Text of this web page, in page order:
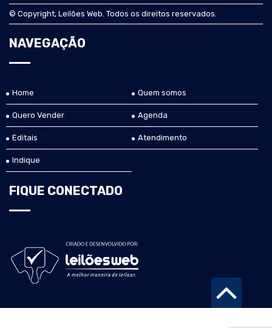
© Copyright, Leilões Web. Todos os direitos reservados.
NAVEGAÇÃO
Home Quem somos
Quero Vender Agenda
Editais Atendimento
Indique
FIQUE CONECTADO